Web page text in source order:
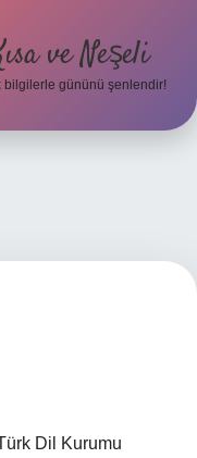
ve Neşeli
bilgilerle gününü şenlendir!
Dil Kurumu